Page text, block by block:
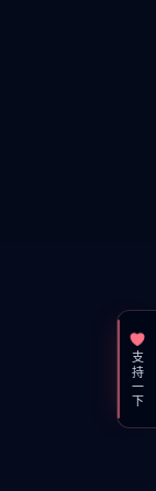
支持一下